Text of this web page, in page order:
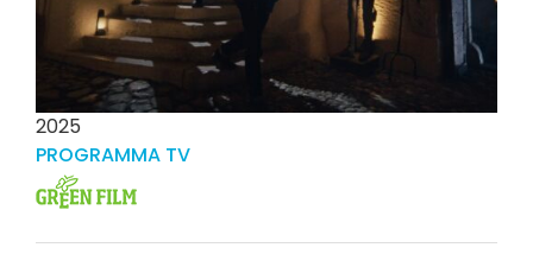
2025
PROGRAMMA TV